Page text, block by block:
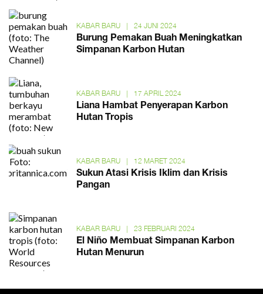
KABAR BARU | 24 JUNI 2024
Burung Pemakan Buah Meningkatkan
Simpanan Karbon Hutan
KABAR BARU | 17 APRIL 2024
Liana Hambat Penyerapan Karbon
Hutan Tropis
KABAR BARU | 12 MARET 2024
Sukun Atasi Krisis Iklim dan Krisis
Pangan
KABAR BARU | 23 FEBRUARI 2024
El Niño Membuat Simpanan Karbon
Hutan Menurun